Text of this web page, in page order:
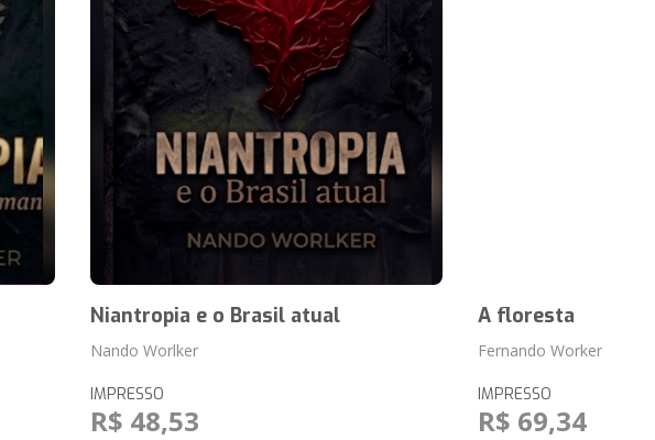
Niantropia e o Brasil atual
Nando Worlker
IMPRESSO
R$ 48,53
A floresta
Fernando Worker
IMPRESSO
R$ 69,34